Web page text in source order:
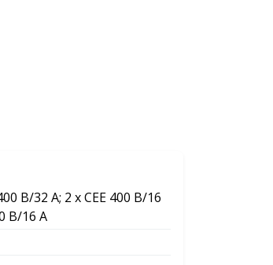
В/32 A; 2 x CEE 400 В/16
В/16 A